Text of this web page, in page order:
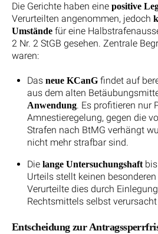
Die Gerichte haben eine positive
Verurteilten angenommen, jedoch
Umstände für eine
2 Nr. 2 StGB gesehen. Zentrale
waren:
Das neue KCanGfindet auf
aus dem alten
Anwendung. Es profitieren nur
Amnestieregelung, gegen die
Strafen nach BtMG verhängt
nicht mehr strafbar sind.
Die lange Untersuchungshaftbis
Urteils stellt keinen
Verurteilte dies durch
Rechtsmittels selbst
Entscheidung zur